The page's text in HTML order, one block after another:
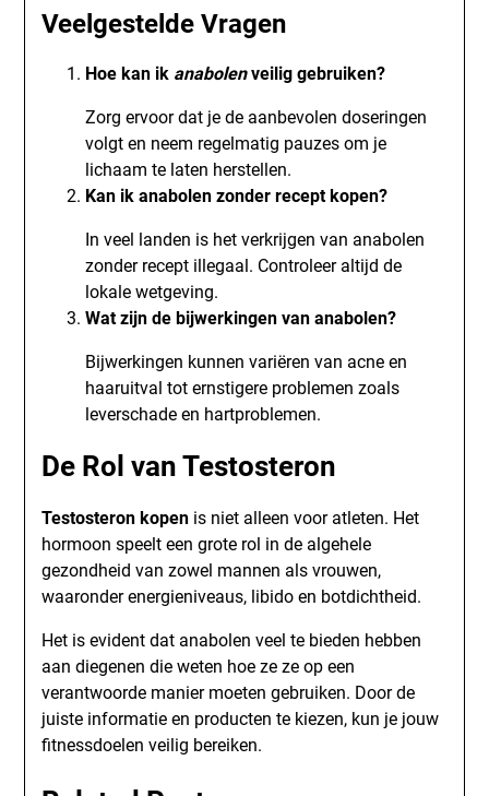
Veelgestelde Vragen
Hoe kan ik anabolenveilig gebruiken?
Zorg ervoor dat je de aanbevolen doseringen
volgt en neem regelmatig pauzes om je
lichaam te laten herstellen.
Kan ik anabolen zonder recept kopen?
In veel landen is het verkrijgen van anabolen
zonder recept illegaal. Controleer altijd de
lokale wetgeving.
Wat zijn de bijwerkingen van anabolen?
Bijwerkingen kunnen variëren van acne en
haaruitval tot ernstigere problemen zoals
leverschade en hartproblemen.
De Rol van Testosteron
Testosteron kopen is niet alleen voor atleten. Het
hormoon speelt een grote rol in de algehele
gezondheid van zowel mannen als vrouwen,
waaronder energieniveaus, libido en botdichtheid.
Het is evident dat anabolen veel te bieden hebben
aan diegenen die weten hoe ze ze op een
verantwoorde manier moeten gebruiken. Door de
juiste informatie en producten te kiezen, kun je jouw
fitnessdoelen veilig bereiken.